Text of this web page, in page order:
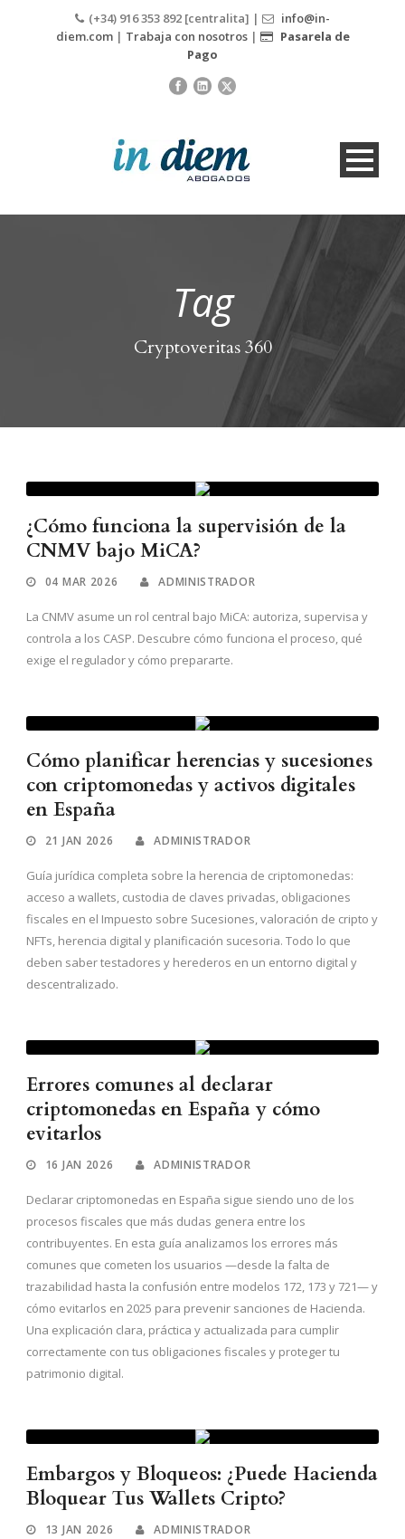
(+34) 916 353 892 [centralita] |
info@in-
diem.com| Trabaja con nosotros|
Pasarela de
Pago
Tag
Cryptoveritas 360
¿Cómo funciona la supervisión de la
CNMV bajo MiCA?
04 MAR 2026 ADMINISTRADOR
La CNMV asume un rol central bajo MiCA: autoriza, supervisa y
controla a los CASP. Descubre cómo funciona el proceso, qué
exige el regulador y cómo prepararte.
Cómo planificar herencias y sucesiones
con criptomonedas y activos digitales
en España
21 JAN 2026 ADMINISTRADOR
Guía jurídica completa sobre la herencia de criptomonedas:
acceso a wallets, custodia de claves privadas, obligaciones
fiscales en el Impuesto sobre Sucesiones, valoración de cripto y
NFTs, herencia digital y planificación sucesoria. Todo lo que
deben saber testadores y herederos en un entorno digital y
descentralizado.
Errores comunes al declarar
criptomonedas en España y cómo
evitarlos
16 JAN 2026 ADMINISTRADOR
Declarar criptomonedas en España sigue siendo uno de los
procesos fiscales que más dudas genera entre los
contribuyentes. En esta guía analizamos los errores más
comunes que cometen los usuarios —desde la falta de
trazabilidad hasta la confusión entre modelos 172, 173 y 721— y
cómo evitarlos en 2025 para prevenir sanciones de Hacienda.
Una explicación clara, práctica y actualizada para cumplir
correctamente con tus obligaciones fiscales y proteger tu
patrimonio digital.
Embargos y Bloqueos: ¿Puede Hacienda
Bloquear Tus Wallets Cripto?
13 JAN 2026 ADMINISTRADOR